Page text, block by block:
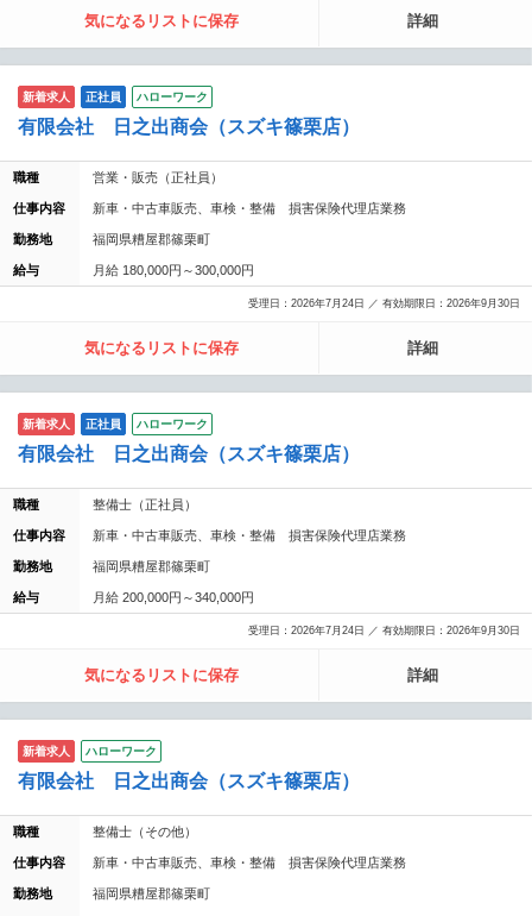
気になるリストに保存 詳細
新着求人 正社員 ハローワーク
有限会社 日之出商会（スズキ篠栗店）
職種 営業・販売（正社員）
仕事内容 新車・中古車販売、車検・整備 損害保険代理店業務
勤務地 福岡県糟屋郡篠栗町
給与 月給 180,000円～300,000円
受理日：2026年7月24日 ／ 有効期限日：2026年9月30日
気になるリストに保存 詳細
新着求人 正社員 ハローワーク
有限会社 日之出商会（スズキ篠栗店）
職種 整備士（正社員）
仕事内容 新車・中古車販売、車検・整備 損害保険代理店業務
勤務地 福岡県糟屋郡篠栗町
給与 月給 200,000円～340,000円
受理日：2026年7月24日 ／ 有効期限日：2026年9月30日
気になるリストに保存 詳細
新着求人 ハローワーク
有限会社 日之出商会（スズキ篠栗店）
職種 整備士（その他）
仕事内容 新車・中古車販売、車検・整備 損害保険代理店業務
勤務地 福岡県糟屋郡篠栗町